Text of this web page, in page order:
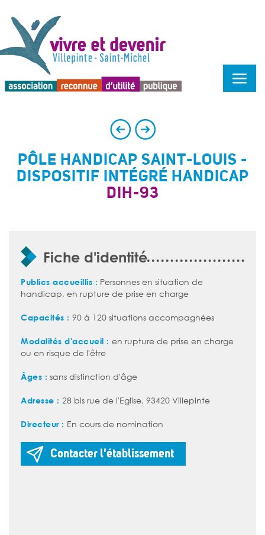
PÔLE HANDICAP SAINT-LOUIS -
DISPOSITIF INTÉGRÉ HANDICAP
DIH-93
Fiche d'identité
Publics accueillis : Personnes en situation de
handicap, en rupture de prise en charge
Capacités : 90 à 120 situations accompagnées
Modalités d'accueil : en rupture de prise en charge
ou en risque de l'être
Âges : sans distinction d'âge
Adresse : 28 bis rue de l'Eglise, 93420 Villepinte
Directeur : En cours de nomination
Contacter l'établissement